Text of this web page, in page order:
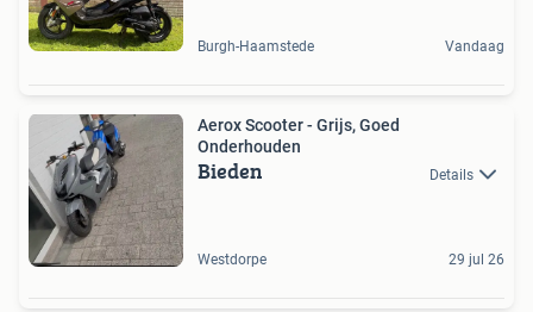
Burgh-Haamstede Vandaag
Aerox Scooter - Grijs, Goed
Onderhouden
Bieden Details
Westdorpe 29 jul 26